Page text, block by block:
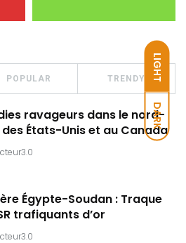
LIGHT
DARK
POPULAR TRENDY
ravageurs dans le nord-
États-Unis et au Canada
Égypte-Soudan : Traque
trafiquants d’or